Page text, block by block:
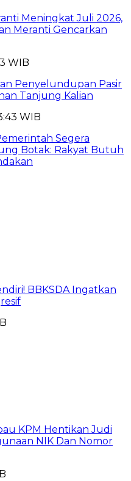
Meningkat Juli 2026,
Meranti Gencarkan
WIB
Penyelundupan Pasir
Tanjung Kalian
WIB
Segera
Botak: Rakyat Butuh
BBKSDA Ingatkan
KPM Hentikan Judi
NIK Dan Nomor